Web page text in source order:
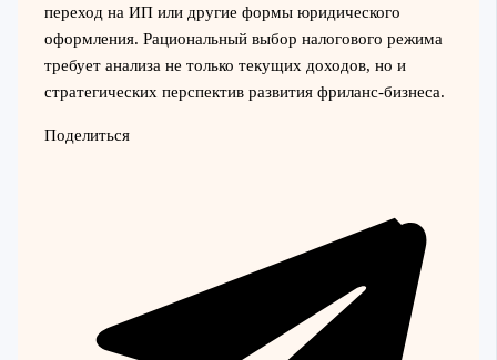
переход на ИП или другие формы юридического
оформления. Рациональный выбор налогового режима
требует анализа не только текущих доходов, но и
стратегических перспектив развития фриланс-бизнеса.
Поделиться